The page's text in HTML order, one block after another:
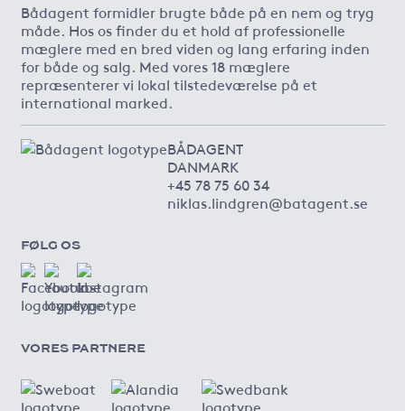
Bådagent formidler brugte både på en nem og tryg
måde. Hos os finder du et hold af professionelle
mæglere med en bred viden og lang erfaring inden
for både og salg. Med vores 18 mæglere
repræsenterer vi lokal tilstedeværelse på et
international marked.
BÅDAGENT
DANMARK
+45 78 75 60 34
niklas.lindgren@batagent.se
FØLG OS
VORES PARTNERE